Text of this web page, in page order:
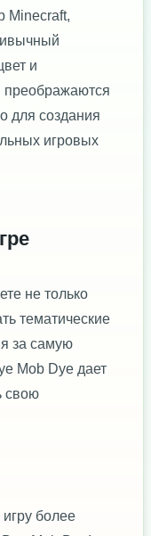
Minecraft,
и
преображаются
для создания
игровых
не только
тематические
за самую
Mob Dye дает
свою
более